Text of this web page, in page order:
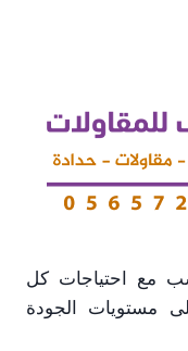
مع احتياجات كل
مستويات الجودة